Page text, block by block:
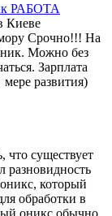
РАБОТА
Киеве
Срочно!!! На
Можно без
Зарплата
развития)
существует
разновидность
который
обработки в
оникс обычно